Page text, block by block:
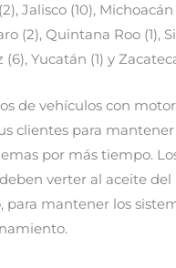
Jalisco (10), Michoacán
(2), Quintana Roo (1),
Yucatán (1) y
de vehículos con
clientes para
por más tiempo.
verter al aceite
para mantener los